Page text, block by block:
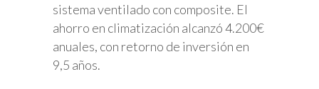
sistema ventilado con composite. El
ahorro en climatización alcanzó 4.200€
anuales, con retorno de inversión en
9,5 años.